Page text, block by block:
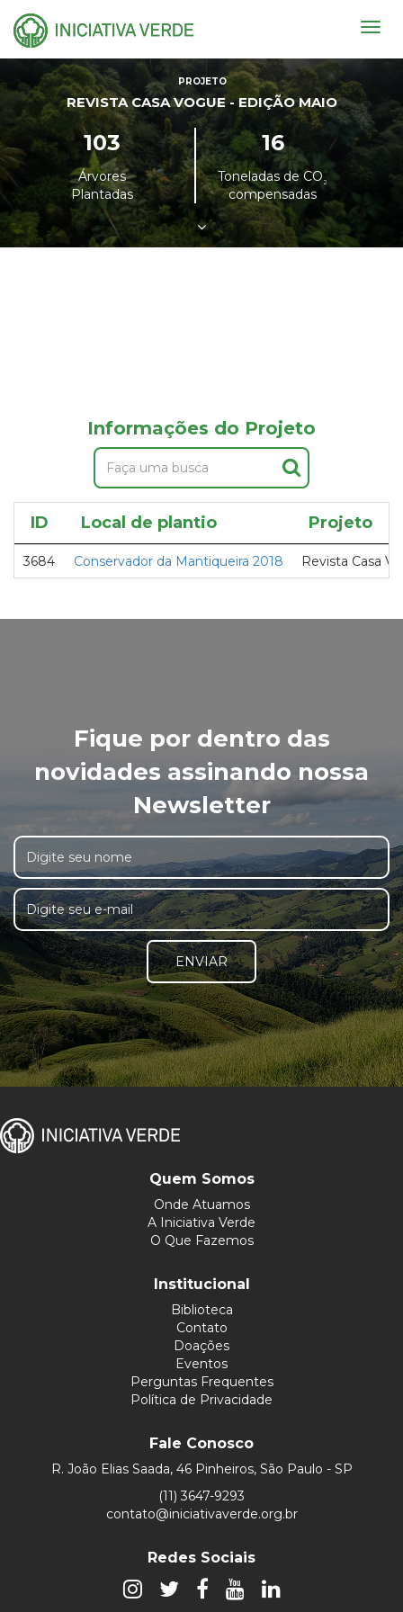
PROJETO
REVISTA CASA VOGUE - EDIÇÃO MAIO
103
Árvores
Plantadas
16
Toneladas de CO²
compensadas
Informações do Projeto
ID Local de plantio Projeto
3684 Conservador da Mantiqueira 2018 Revista Casa
Fique por dentro das
novidades assinando nossa
Newsletter
ENVIAR
Quem Somos
Onde Atuamos
A Iniciativa Verde
O Que Fazemos
Institucional
Biblioteca
Contato
Doações
Eventos
Perguntas Frequentes
Política de Privacidade
Fale Conosco
R. João Elias Saada, 46 Pinheiros, São Paulo - SP
(11) 3647-9293
contato@iniciativaverde.org.br
Redes Sociais